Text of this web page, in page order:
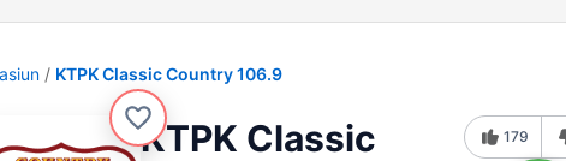
KTPK Classic Country 106.9
KTPK Classic
179